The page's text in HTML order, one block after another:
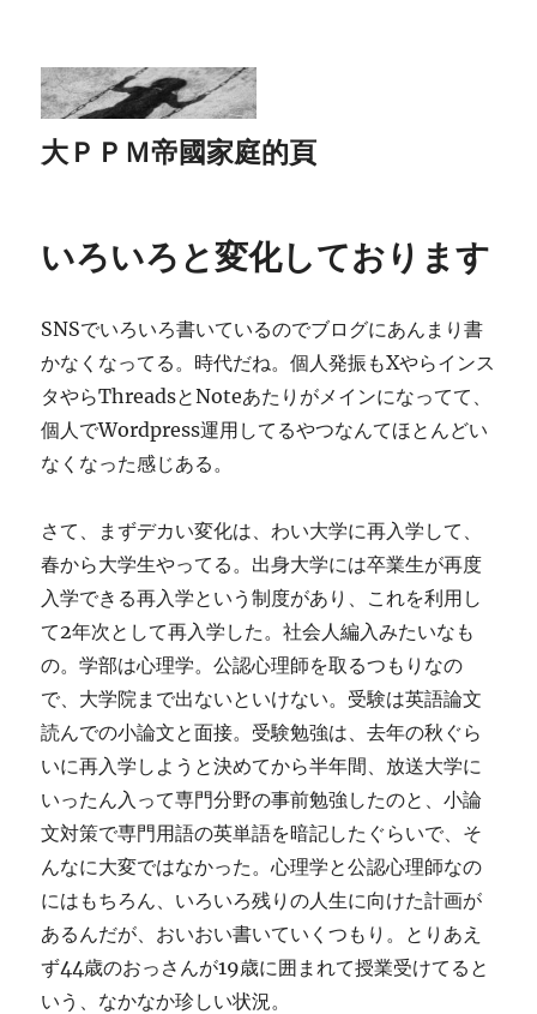
大ＰＰＭ帝國家庭的頁
いろいろと変化しております
SNSでいろいろ書いているのでブログにあんまり書
かなくなってる。時代だね。個人発振もXやらインス
タやらThreadsとNoteあたりがメインになってて、
個人でWordpress運用してるやつなんてほとんどい
なくなった感じある。
さて、まずデカい変化は、わい大学に再入学して、
春から大学生やってる。出身大学には卒業生が再度
入学できる再入学という制度があり、これを利用し
て2年次として再入学した。社会人編入みたいなも
の。学部は心理学。公認心理師を取るつもりなの
で、大学院まで出ないといけない。受験は英語論文
読んでの小論文と面接。受験勉強は、去年の秋ぐら
いに再入学しようと決めてから半年間、放送大学に
いったん入って専門分野の事前勉強したのと、小論
文対策で専門用語の英単語を暗記したぐらいで、そ
んなに大変ではなかった。心理学と公認心理師なの
にはもちろん、いろいろ残りの人生に向けた計画が
あるんだが、おいおい書いていくつもり。とりあえ
ず44歳のおっさんが19歳に囲まれて授業受けてると
いう、なかなか珍しい状況。